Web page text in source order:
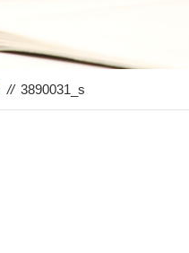
// 3890031_s